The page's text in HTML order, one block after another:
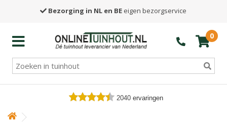
Bezorging in NL en BE eigen bezorgservice
0
2040 ervaringen